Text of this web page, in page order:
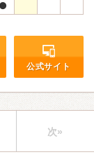
公式サイト
次»